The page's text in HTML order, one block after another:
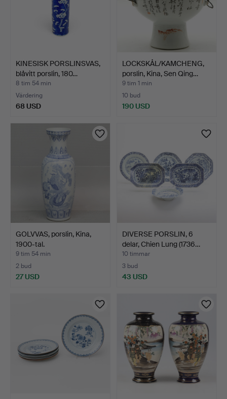
KINESISK PORSLINSVAS,
blåvitt porslin, 180…
8 tim 54 min
Värdering
68 USD
LOCKSKÅL/KAMCHENG,
porslin, Kina, Sen Qing…
9 tim 1 min
10 bud
190 USD
GOLVVAS, porslin, Kina,
1900-tal.
9 tim 54 min
2 bud
27 USD
DIVERSE PORSLIN, 6
delar, Chien Lung (1736…
10 timmar
3 bud
43 USD